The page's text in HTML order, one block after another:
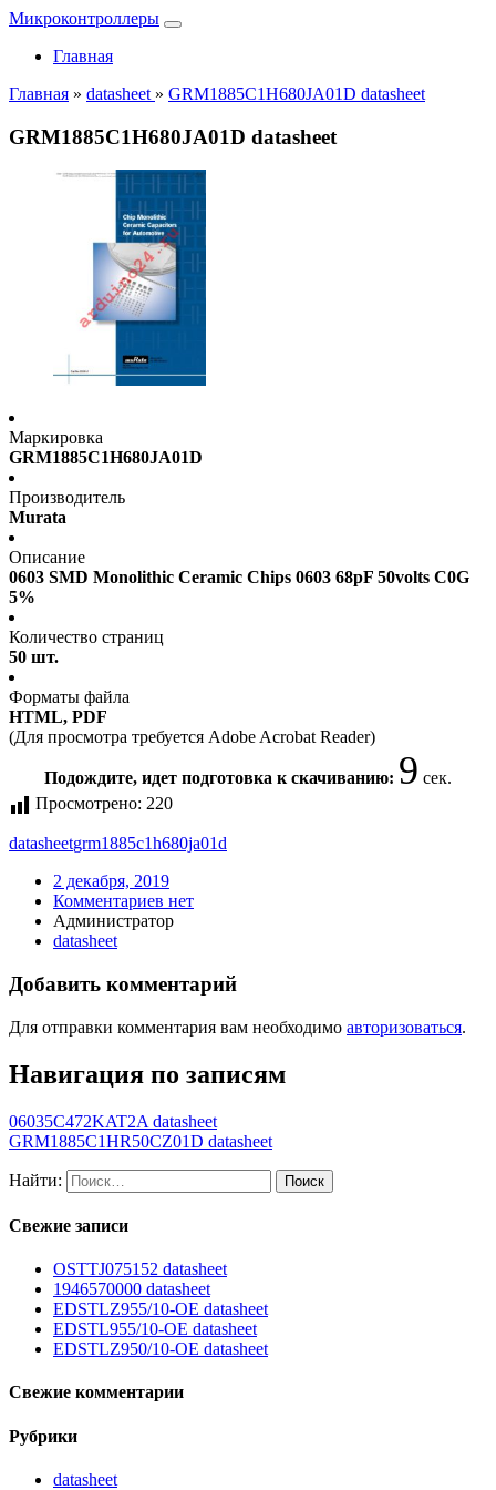
Микроконтроллеры
Главная
Главная » datasheet » GRM1885C1H680JA01D datasheet
GRM1885C1H680JA01D datasheet
Маркировка
GRM1885C1H680JA01D
Производитель
Murata
Описание
0603 SMD Monolithic Ceramic Chips 0603 68pF 50volts C0G
5%
Количество страниц
50 шт.
Форматы файла
HTML, PDF
(Для просмотра требуется Adobe Acrobat Reader)
Подождите, идет подготовка к скачиванию: 9 сек.
Просмотрено: 220
datasheetgrm1885c1h680ja01d
2 декабря, 2019
Комментариев нет
Администратор
datasheet
Добавить комментарий
Для отправки комментария вам необходимо авторизоваться.
Навигация по записям
06035C472KAT2A datasheet
GRM1885C1HR50CZ01D datasheet
Найти:
Свежие записи
OSTTJ075152 datasheet
1946570000 datasheet
EDSTLZ955/10-OE datasheet
EDSTL955/10-OE datasheet
EDSTLZ950/10-OE datasheet
Свежие комментарии
Рубрики
datasheet